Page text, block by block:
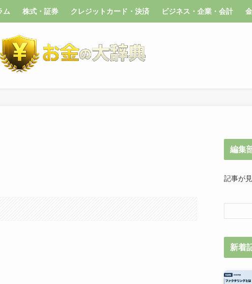
ム 株式・証券 クレジットカード・決済 ビジネス・企業・会計
編集
記事が
新着